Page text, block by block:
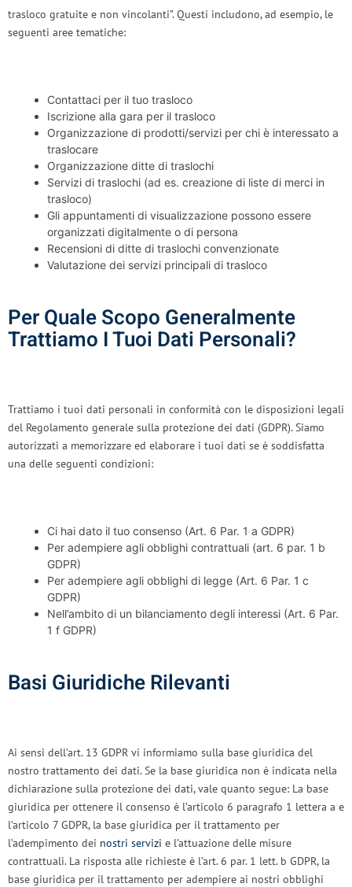
trasloco gratuite e non vincolanti”. Questi includono, ad esempio, le
seguenti aree tematiche:
Contattaci per il tuo trasloco
Iscrizione alla gara per il trasloco
Organizzazione di prodotti/servizi per chi è interessato a
traslocare
Organizzazione ditte di traslochi
Servizi di traslochi (ad es. creazione di liste di merci in
trasloco)
Gli appuntamenti di visualizzazione possono essere
organizzati digitalmente o di persona
Recensioni di ditte di traslochi convenzionate
Valutazione dei servizi principali di trasloco
Per Quale Scopo Generalmente
Trattiamo I Tuoi Dati Personali?
Trattiamo i tuoi dati personali in conformità con le disposizioni legali
del Regolamento generale sulla protezione dei dati (GDPR). Siamo
autorizzati a memorizzare ed elaborare i tuoi dati se è soddisfatta
una delle seguenti condizioni:
Ci hai dato il tuo consenso (Art. 6 Par. 1 a GDPR)
Per adempiere agli obblighi contrattuali (art. 6 par. 1 b
GDPR)
Per adempiere agli obblighi di legge (Art. 6 Par. 1 c
GDPR)
Nell’ambito di un bilanciamento degli interessi (Art. 6 Par.
1 f GDPR)
Basi Giuridiche Rilevanti
Ai sensi dell’art. 13 GDPR vi informiamo sulla base giuridica del
nostro trattamento dei dati. Se la base giuridica non è indicata nella
dichiarazione sulla protezione dei dati, vale quanto segue: La base
giuridica per ottenere il consenso è l’articolo 6 paragrafo 1 lettera a e
l’articolo 7 GDPR, la base giuridica per il trattamento per
l’adempimento dei nostri servizi e l’attuazione delle misure
contrattuali. La risposta alle richieste è l’art. 6 par. 1 lett. b GDPR, la
base giuridica per il trattamento per adempiere ai nostri obblighi